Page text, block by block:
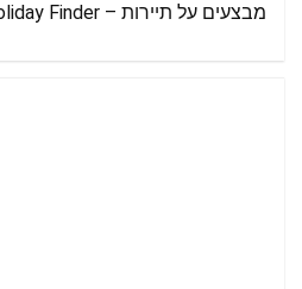
מבצעים על תיירות – Holiday Finder הולידיי פיינדר